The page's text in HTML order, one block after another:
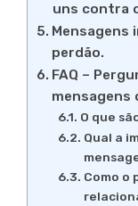
uns contra
Mensagens
perdão.
FAQ –
mensagens
O que
Qual a
Como o